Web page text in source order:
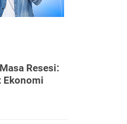
Resesi:
Ekonomi